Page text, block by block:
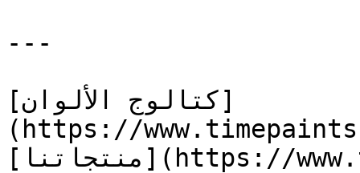
---
[كتالوج الألوان]
(https://
[منتجاتنا](https://www.timepaints.com/ar/products)